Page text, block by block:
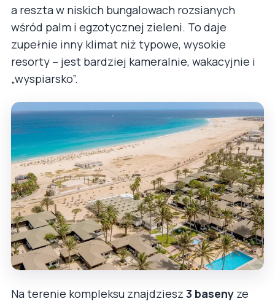
a reszta w niskich bungalowach rozsianych
wśród palm i egzotycznej zieleni. To daje
zupełnie inny klimat niż typowe, wysokie
resorty – jest bardziej kameralnie, wakacyjnie i
„wyspiarsko”.
Na terenie kompleksu znajdziesz 3 baseny ze